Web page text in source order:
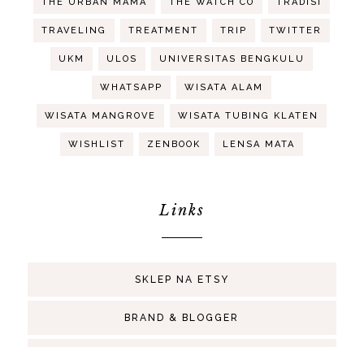
TRAVELING TREATMENT TRIP TWITTER
UKM ULOS UNIVERSITAS BENGKULU
WHATSAPP WISATA ALAM
WISATA MANGROVE WISATA TUBING KLATEN
WISHLIST ZENBOOK LENSA MATA
Links
SKLEP NA ETSY
BRAND & BLOGGER